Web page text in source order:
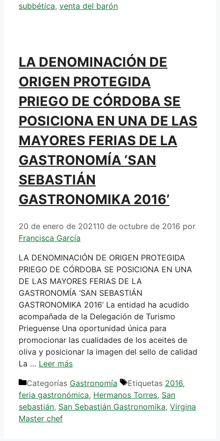
subbética, venta del barón
LA DENOMINACIÓN DE
ORIGEN PROTEGIDA
PRIEGO DE CÓRDOBA SE
POSICIONA EN UNA DE LAS
MAYORES FERIAS DE LA
GASTRONOMÍA ‘SAN
SEBASTIÁN
GASTRONOMIKA 2016’
20 de enero de 202110 de octubre de 2016 por
Francisca García
LA DENOMINACIÓN DE ORIGEN PROTEGIDA
PRIEGO DE CÓRDOBA SE POSICIONA EN UNA
DE LAS MAYORES FERIAS DE LA
GASTRONOMÍA ‘SAN SEBASTIÁN
GASTRONOMIKA 2016’ La entidad ha acudido
acompañada de la Delegación de Turismo
Prieguense Una oportunidad única para
promocionar las cualidades de los aceites de
oliva y posicionar la imagen del sello de calidad
La … Leer más
Categorías Gastronomía Etiquetas 2016,
feria gastronómica, Hermanos Torres, San
sebastián, San Sebastián Gastronomika, Virgina
Master chef